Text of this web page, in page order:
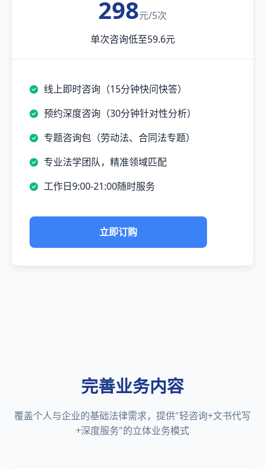
298元/5次
单次咨询低至59.6元
线上即时咨询（15分钟快问快答）
预约深度咨询（30分钟针对性分析）
专题咨询包（劳动法、合同法专题）
专业法学团队，精准领域匹配
工作日9:00-21:00随时服务
立即订购
完善业务内容
覆盖个人与企业的基础法律需求，提供"轻咨询+文书代写
+深度服务"的立体业务模式